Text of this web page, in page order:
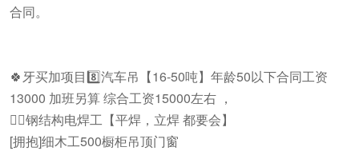
合同。
🍀牙买加项目8️⃣汽车吊【16-50吨】年龄50以下合同工资
13000 加班另算 综合工资15000左右 ，
👷‍♂️钢结构电焊工【平焊，立焊 都要会】
[拥抱]细木工500橱柜吊顶门窗